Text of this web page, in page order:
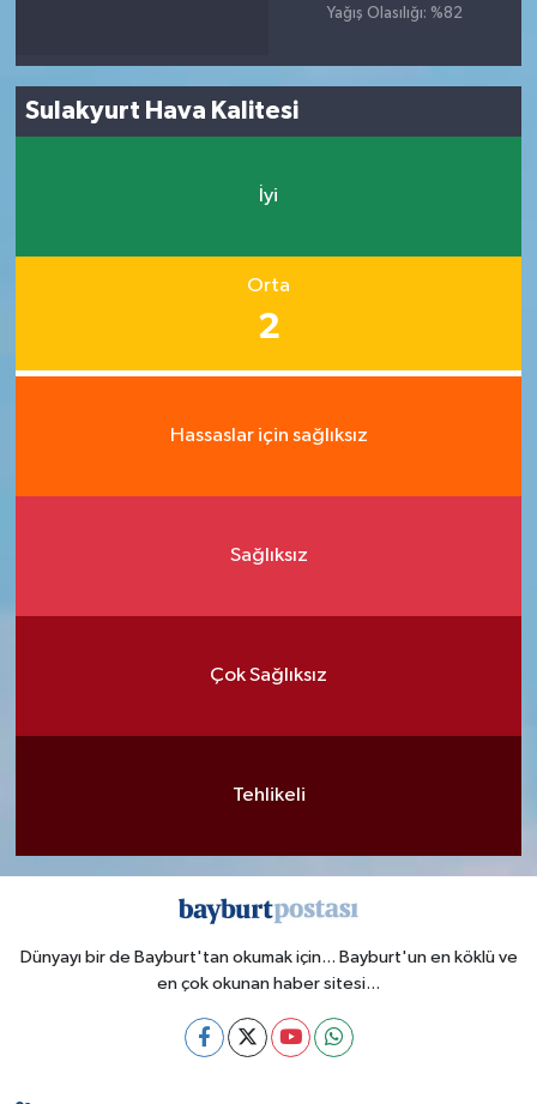
Yağış Olasılığı: %82
Sulakyurt Hava Kalitesi
İyi
Orta
2
Hassaslar için sağlıksız
Sağlıksız
Çok Sağlıksız
Tehlikeli
Dünyayı bir de Bayburt'tan okumak için... Bayburt'un en köklü ve
en çok okunan haber sitesi...